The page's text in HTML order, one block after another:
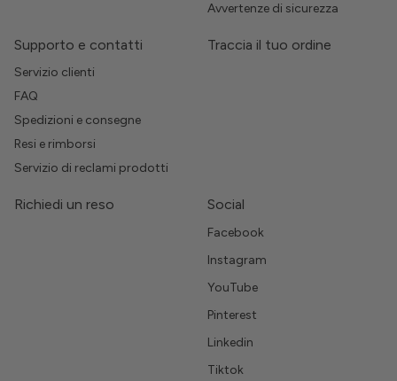
Avvertenze di sicurezza
Supporto e contatti
Servizio clienti
FAQ
Spedizioni e consegne
Resi e rimborsi
Servizio di reclami prodotti
Traccia il tuo ordine
Richiedi un reso Social
Facebook
Instagram
YouTube
Pinterest
Linkedin
Tiktok